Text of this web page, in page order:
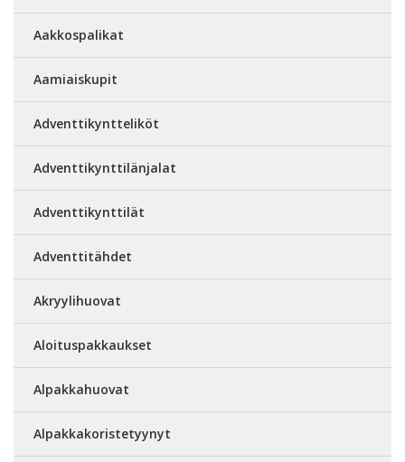
Aakkospalikat
Aamiaiskupit
Adventtikyntteliköt
Adventtikynttilänjalat
Adventtikynttilät
Adventtitähdet
Akryylihuovat
Aloituspakkaukset
Alpakkahuovat
Alpakkakoristetyynyt